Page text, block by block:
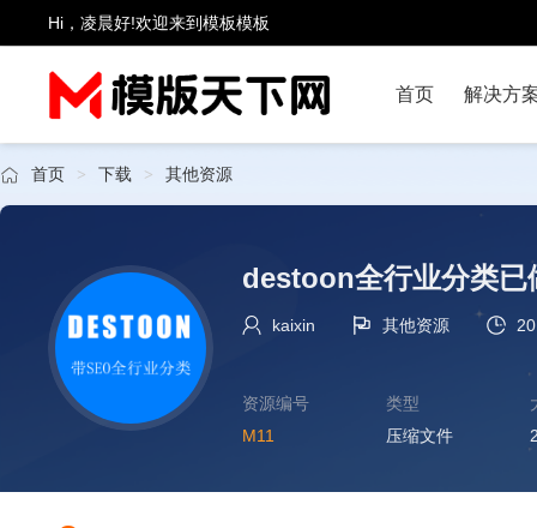
Hi，凌晨好!欢迎来到模板模板
首页 解决方
首页 > 下载 > 其他资源
destoon全行业分类已
kaixin 其他资源
资源编号
M11
类型
压缩文件